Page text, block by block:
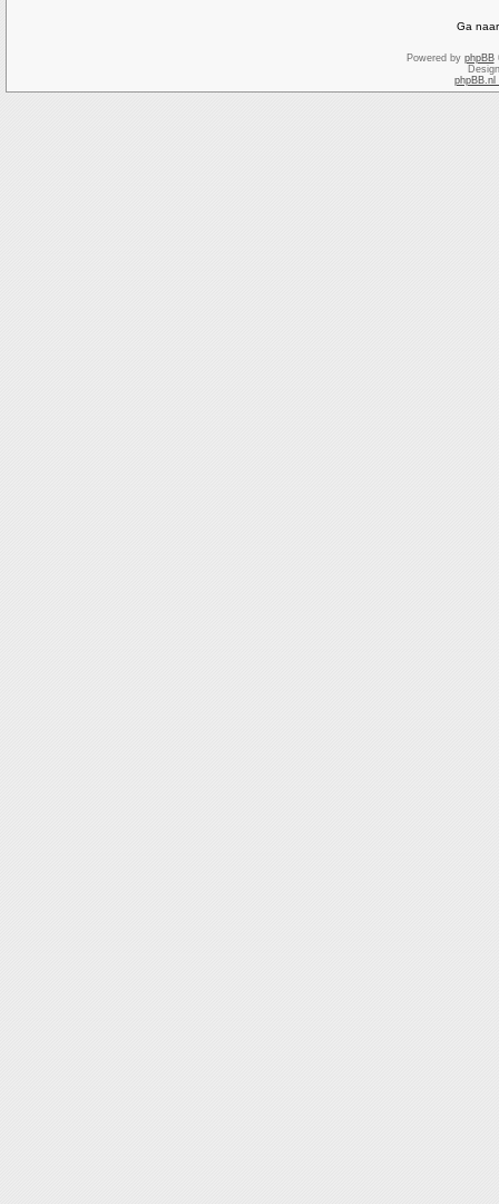
Ga
Powered by phpBB
phpBB.nl